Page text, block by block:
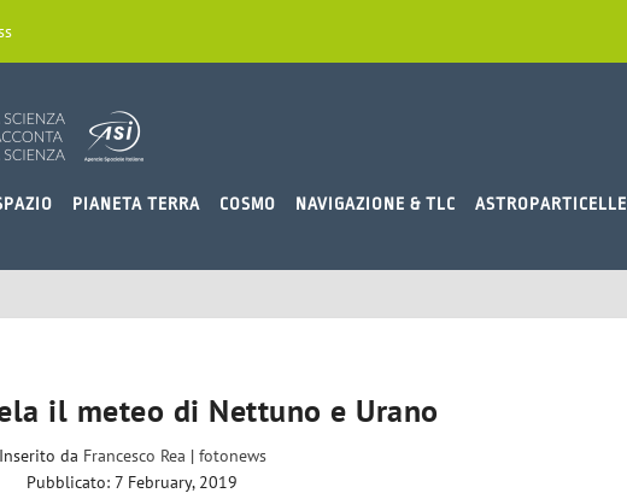
PIANETA TERRA COSMO NAVIGAZIONE & TLC ASTROPARTICELLE
il meteo di Nettuno e Urano
Inserito da Francesco Rea | fotonews
Pubblicato: 7 February, 2019